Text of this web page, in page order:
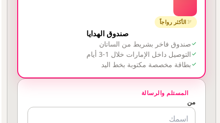
الأكثر رواجاً
صندوق الهدايا
صندوق فاخر بشريط من الساتان
التوصيل داخل الإمارات خلال 1-3 أيام
بطاقة مخصصة مكتوبة بخط اليد
المستلم والرسالة
من